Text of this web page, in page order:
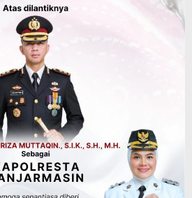
Sungai Ulin Aktif
Antisipasi
Karhutla Lebih Mudah
Kalsel
Dishut Kalsel Patroli
Karhutla dalam